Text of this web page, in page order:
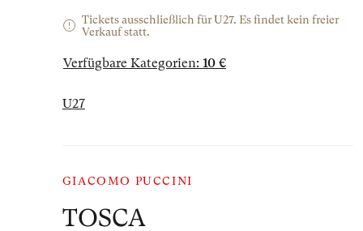
Tickets ausschließlich für U27. Es findet kein freier
Verkauf statt.
Verfügbare Kategorien: 10 €
U27
GIACOMO PUCCINI
TOSCA
attraktiver zu gestalten, laden wir Sie ein,
an deren Neugestaltung mitzuwirken.